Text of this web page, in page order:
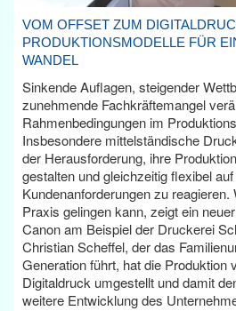
VOM OFFSET ZUM
PRODUKTIONSMODELLE FÜR
WANDEL
Sinkende Auflagen, steigender
zunehmende Fachkräftemangel
Rahmenbedingungen im
Insbesondere mittelständische
der Herausforderung, ihre
gestalten und gleichzeitig flexibel
Kundenanforderungen zu
Praxis gelingen kann, zeigt ein
Canon am Beispiel der Druckerei
Christian Scheffel, der das
Generation führt, hat die Produktion
Digitaldruck umgestellt und damit
weitere Entwicklung des